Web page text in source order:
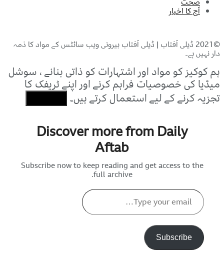
آج کا اخبار
©2021 ڈیلی آفتاب | ڈیلی آفتاب بیرونی ویب سائٹس کے مواد کا ذمہ
دار نہیں ہے۔
ہم کوکیز کو مواد اور اشتہارات کو ذاتی بنانے ، سوشل
میڈیا کی خصوصیات فراہم کرنے اور اپنے ٹریفک کا
تجزیہ کرنے کے لیے استعمال کرتے ہیں۔
Discover more from Daily
Aftab
Subscribe now to keep reading and get access to the
full archive.
Type
your
email…
Subscribe